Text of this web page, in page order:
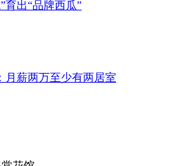
育出“品牌西瓜”
月薪两万至少有两居室
抽泣感动网友